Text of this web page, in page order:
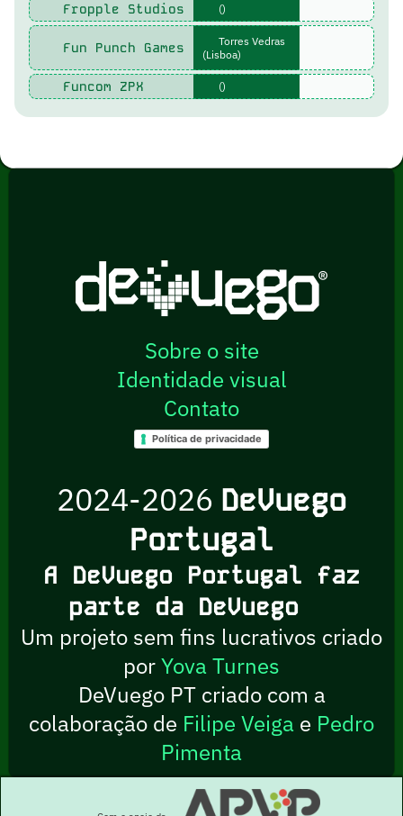
Fropple Studios ()
Fun Punch Games
Torres Vedras
(Lisboa)
Funcom ZPX ()
Sobre o site
Identidade visual
Contato
Política de privacidade
2024-2026 DeVuego
Portugal
A DeVuego Portugal faz
parte da DeVuego
Um projeto sem fins lucrativos criado
porYova Turnes
DeVuego PT criado com a
colaboração de Filipe Veiga e Pedro
Pimenta